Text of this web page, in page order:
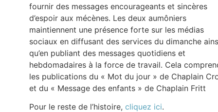
fournir des messages encourageants et sincères
d’espoir aux mécènes. Les deux aumôniers
maintiennent une présence forte sur les médias
sociaux en diffusant des services du dimanche
qu’en publiant des messages quotidiens et
hebdomadaires à la force de travail. Cela
les publications du « Mot du jour » de Chaplain
et du « Message des enfants » de Chaplain Fritt
Pour le reste de l’histoire, cliquez ici.